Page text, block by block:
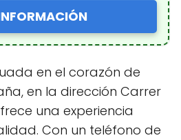
en el corazón de
en la dirección Carrer
una experiencia
Con un teléfono de